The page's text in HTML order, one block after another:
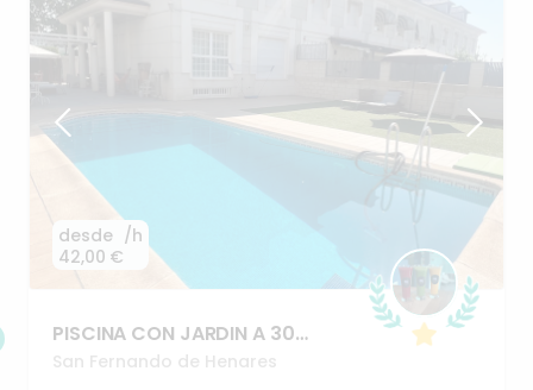
desde
42,00 €
/h
PISCINA CON JARDIN A 30
MINUTOS DE MADRID
San Fernando de Henares